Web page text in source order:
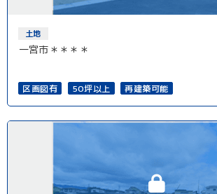
土地
一宮市＊＊＊＊
区画図有 50坪以上 再建築可能